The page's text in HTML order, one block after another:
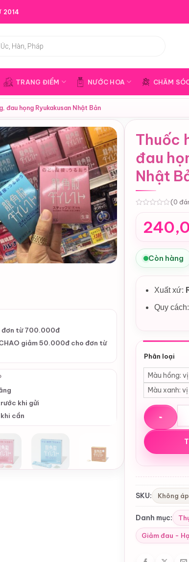
2014
TRANG ĐIỂM NƯỚC HOA CHĂM
đau họng Ryukakusan Nhật Bản
đơn từ 700.000đ
giảm 50.000đ cho đơn từ
khi gửi
cần
Thuốc
đau
Nhật
(0
Còn hàng
Xuất xứ:
Quy
Phân loại
Màu hồng:
Màu xanh:
Thuốc hỗ
SKU: Không
Danh mục:
Giảm đau -